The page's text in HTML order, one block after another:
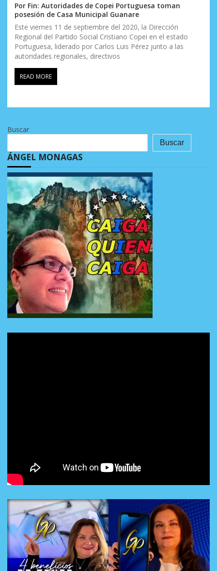
Por Fin: Autoridades de Copei Portuguesa toman
posesión de Casa Municipal Guanare
Este viernes 11 de septiembre del 2020, la Dirección
Regional del Partido Social Cristiano Copei en el estado
Portuguesa, liderado por Carlos Luis Pérez junto a las
autoridades regionales, directivos
READ MORE
Buscar
Buscar
ÁNGEL MONAGAS